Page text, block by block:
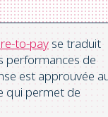
to-pay se traduit
performances de
est approuvée
qui permet de